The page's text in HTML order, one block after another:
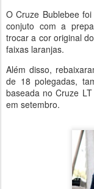
O Cruze Bublebee
conjuto com a
trocar a cor original
faixas laranjas.
Além disso,
de 18 polegadas,
baseada no Cruze
em setembro.